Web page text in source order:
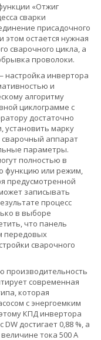
«Отжиг
сварки
присадочного
остается нужная
сварочного цикла, а
проволоки.
настройка инвертора
и
алгоритму
циклограмме с
достаточно
установить марку
аппарат
параметры.
полностью в
функцию или режим,
предусмотренной
записывать
процесс
в выборе
что панель
передовых
сварочного
производительность
современная
которая
с энергоемким
КПД инвертора
DW достигает 0,88 %, а
тока 500 А